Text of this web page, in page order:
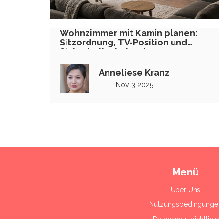
Wohnzimmer mit Kamin planen:
Sitzordnung, TV-Position und
Sicherheitsabstand
Anneliese Kranz
Nov, 3 2025
Menü
Über Uns